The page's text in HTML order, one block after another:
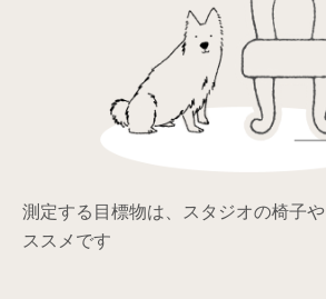
測定する目標物は、スタジオの椅子や
ススメです